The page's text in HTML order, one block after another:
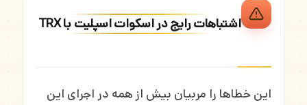
اشتباهات رایج در اسکوات اسپلیت با TRX
این خطاها را مربیان بیش از همه در اجرای این